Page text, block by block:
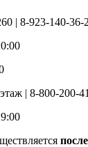
| 8-923-140-36-
| 8-800-200-